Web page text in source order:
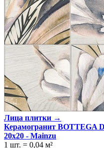
Лица плитки →
Керамогранит BOTTEGA
20x20 - Mainzu
1 шт. = 0,04 м²